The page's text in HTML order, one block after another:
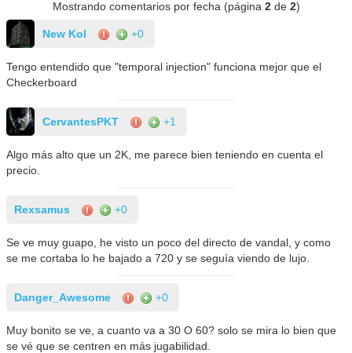
Mostrando comentarios por fecha (página 2de 2)
New Kol +0
Tengo entendido que "temporal injection" funciona mejor que el
Checkerboard
CervantesPKT +1
Algo más alto que un 2K, me parece bien teniendo en cuenta el
precio.
Rexsamus +0
Se ve muy guapo, he visto un poco del directo de vandal, y como
se me cortaba lo he bajado a 720 y se seguía viendo de lujo.
Danger_Awesome +0
Muy bonito se ve, a cuanto va a 30 O 60? solo se mira lo bien que
se vé que se centren en más jugabilidad.